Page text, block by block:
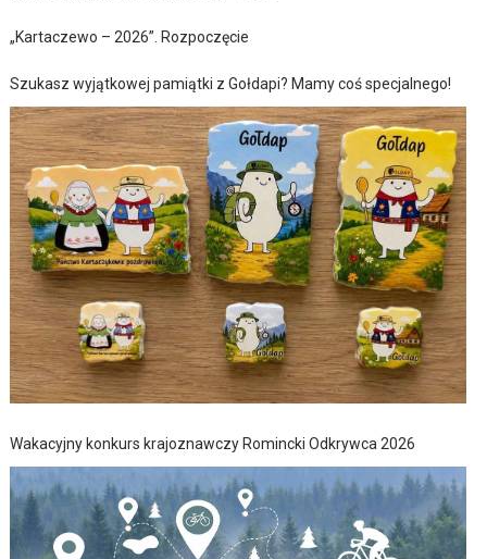
„Kartaczewo – 2026”. Rozpoczęcie
Szukasz wyjątkowej pamiątki z Gołdapi? Mamy coś specjalnego!
Wakacyjny konkurs krajoznawczy Romincki Odkrywca 2026